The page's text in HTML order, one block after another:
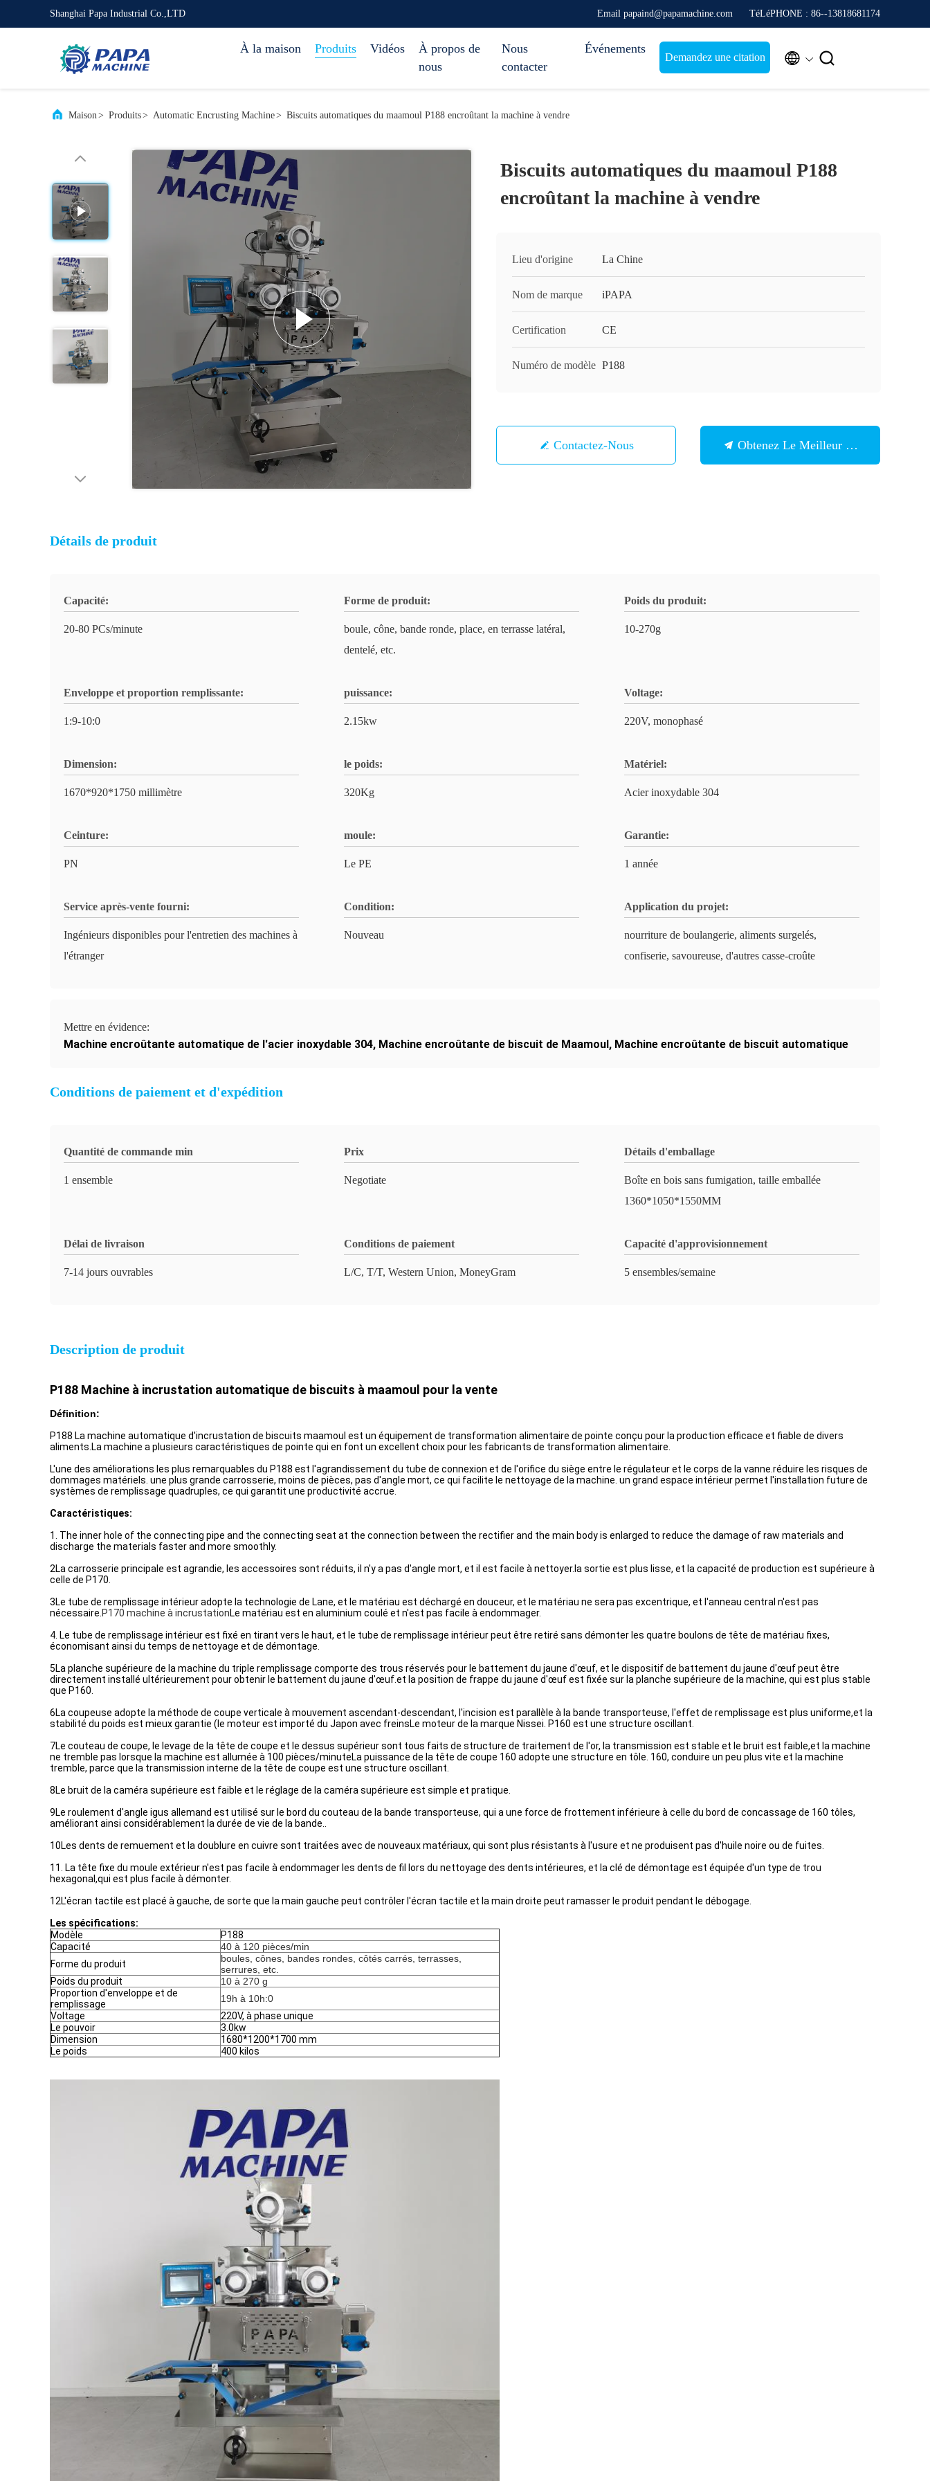
Shanghai Papa Industrial Co.,LTD Email papaind@papamachine.com TéLéPHONE : 86--13818681174
À la maison Produits Vidéos
À propos de
nous
Nous
contacter
Événements
Demandez une citation  
Maison> Produits> Automatic Encrusting Machine> Biscuits automatiques du maamoul P188 encroûtant la machine à vendre
Biscuits automatiques du maamoul P188
encroûtant la machine à vendre
Lieu d'origine La Chine
Nom de marque iPAPA
Certification CE
Numéro de modèle P188
Contactez-Nous Obtenez Le Meilleur Prix
Détails de produit
Capacité:
20-80 PCs/minute
Forme de produit:
boule, cône, bande ronde, place, en terrasse latéral,
dentelé, etc.
Poids du produit:
10-270g
Enveloppe et proportion remplissante:
1:9-10:0
puissance:
2.15kw
Voltage:
220V, monophasé
Dimension:
1670*920*1750 millimètre
le poids:
320Kg
Matériel:
Acier inoxydable 304
Ceinture:
PN
moule:
Le PE
Garantie:
1 année
Service après-vente fourni:
Ingénieurs disponibles pour l'entretien des machines à
l'étranger
Condition:
Nouveau
Application du projet:
nourriture de boulangerie, aliments surgelés,
confiserie, savoureuse, d'autres casse-croûte
Mettre en évidence:
Machine encroûtante automatique de l'acier inoxydable 304, Machine encroûtante de biscuit de Maamoul, Machine encroûtante de biscuit automatique
Conditions de paiement et d'expédition
Quantité de commande min
1 ensemble
Prix
Negotiate
Détails d'emballage
Boîte en bois sans fumigation, taille emballée
1360*1050*1550MM
Délai de livraison
7-14 jours ouvrables
Conditions de paiement
L/C, T/T, Western Union, MoneyGram
Capacité d'approvisionnement
5 ensembles/semaine
Description de produit
P188 Machine à incrustation automatique de biscuits à maamoul pour la vente
Définition:
P188 La machine automatique d'incrustation de biscuits maamoul est un équipement de transformation alimentaire de pointe conçu pour la production efficace et fiable de divers
aliments.La machine a plusieurs caractéristiques de pointe qui en font un excellent choix pour les fabricants de transformation alimentaire.
L'une des améliorations les plus remarquables du P188 est l'agrandissement du tube de connexion et de l'orifice du siège entre le régulateur et le corps de la vanne.réduire les risques de
dommages matériels. une plus grande carrosserie, moins de pièces, pas d'angle mort, ce qui facilite le nettoyage de la machine. un grand espace intérieur permet l'installation future de
systèmes de remplissage quadruples, ce qui garantit une productivité accrue.
Caractéristiques:
1. The inner hole of the connecting pipe and the connecting seat at the connection between the rectifier and the main body is enlarged to reduce the damage of raw materials and
discharge the materials faster and more smoothly.
2La carrosserie principale est agrandie, les accessoires sont réduits, il n'y a pas d'angle mort, et il est facile à nettoyer.la sortie est plus lisse, et la capacité de production est supérieure à
celle de P170.
3Le tube de remplissage intérieur adopte la technologie de Lane, et le matériau est déchargé en douceur, et le matériau ne sera pas excentrique, et l'anneau central n'est pas
nécessaire. P170 machine à incrustationLe matériau est en aluminium coulé et n'est pas facile à endommager.
4. Le tube de remplissage intérieur est fixé en tirant vers le haut, et le tube de remplissage intérieur peut être retiré sans démonter les quatre boulons de tête de matériau fixes,
économisant ainsi du temps de nettoyage et de démontage.
5La planche supérieure de la machine du triple remplissage comporte des trous réservés pour le battement du jaune d'œuf, et le dispositif de battement du jaune d'œuf peut être
directement installé ultérieurement pour obtenir le battement du jaune d'œuf.et la position de frappe du jaune d'œuf est fixée sur la planche supérieure de la machine, qui est plus stable
que P160.
6La coupeuse adopte la méthode de coupe verticale à mouvement ascendant-descendant, l'incision est parallèle à la bande transporteuse, l'effet de remplissage est plus uniforme,et la
stabilité du poids est mieux garantie (le moteur est importé du Japon avec freinsLe moteur de la marque Nissei. P160 est une structure oscillant.
7Le couteau de coupe, le levage de la tête de coupe et le dessus supérieur sont tous faits de structure de traitement de l'or, la transmission est stable et le bruit est faible,et la machine
ne tremble pas lorsque la machine est allumée à 100 pièces/minuteLa puissance de la tête de coupe 160 adopte une structure en tôle. 160, conduire un peu plus vite et la machine
tremble, parce que la transmission interne de la tête de coupe est une structure oscillant.
8Le bruit de la caméra supérieure est faible et le réglage de la caméra supérieure est simple et pratique.
9Le roulement d'angle igus allemand est utilisé sur le bord du couteau de la bande transporteuse, qui a une force de frottement inférieure à celle du bord de concassage de 160 tôles,
améliorant ainsi considérablement la durée de vie de la bande..
10Les dents de remuement et la doublure en cuivre sont traitées avec de nouveaux matériaux, qui sont plus résistants à l'usure et ne produisent pas d'huile noire ou de fuites.
11. La tête fixe du moule extérieur n'est pas facile à endommager les dents de fil lors du nettoyage des dents intérieures, et la clé de démontage est équipée d'un type de trou
hexagonal,qui est plus facile à démonter.
12L'écran tactile est placé à gauche, de sorte que la main gauche peut contrôler l'écran tactile et la main droite peut ramasser le produit pendant le débogage.
Les spécifications:
Modèle
P188
Capacité
40 à 120 pièces/min
Forme du produit
boules, cônes, bandes rondes, côtés carrés, terrasses,
serrures, etc.
Poids du produit
10 à 270 g
Proportion d'enveloppe et de
remplissage
19h à 10h:0
Voltage
220V, à phase unique
Le pouvoir
3.0kw
Dimension
1680*1200*1700 mm
Le poids
400 kilos